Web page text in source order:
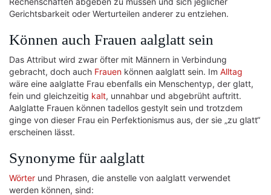
Gerichtsbarkeit oder Werturteilen anderer zu entziehen.
Können auch Frauen aalglatt sein
Das Attribut wird zwar öfter mit Männern in Verbindung
gebracht, doch auch Frauen können aalglatt sein. Im Alltag
wäre eine aalglatte Frau ebenfalls ein Menschentyp, der glatt,
fein und gleichzeitig kalt, unnahbar und abgebrüht auftritt.
Aalglatte Frauen können tadellos gestylt sein und trotzdem
ginge von dieser Frau ein Perfektionismus aus, der sie „zu glatt“
erscheinen lässt.
Synonyme für aalglatt
Wörter und Phrasen, die anstelle von aalglatt verwendet
werden können, sind: